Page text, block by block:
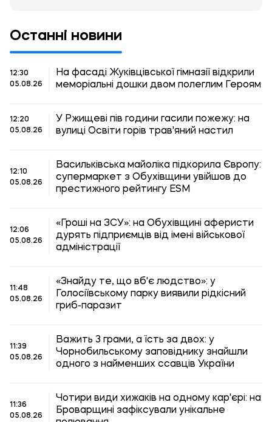
Останні новини
12:30
05.08.26
На фасаді Жуківцівської гімназії відкрили
меморіальні дошки двом полеглим Героям
12:20
05.08.26
У Ржищеві пів години гасили пожежу: на
вулиці Освіти горів трав'яний настил
12:10
05.08.26
Васильківська майоліка підкорила Європу:
супермаркет з Обухівщини увійшов до
престижного рейтингу ESM
12:06
05.08.26
«Гроші на ЗСУ»: на Обухівщині аферисти
дурять підприємців від імені військової
адміністрації
11:48
05.08.26
«Знайду те, що вб'є людство»: у
Голосіївському парку виявили рідкісний
гриб-паразит
11:39
05.08.26
Важить 3 грами, а їсть за двох: у
Чорнобильському заповіднику знайшли
одного з найменших ссавців України
11:36
05.08.26
Чотири види хижаків на одному кар'єрі: на
Броварщині зафіксували унікальне